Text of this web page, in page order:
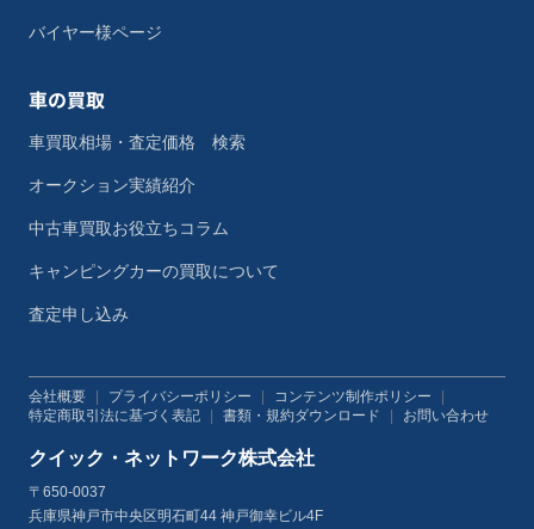
バイヤー様ページ
車の買取
車買取相場・査定価格 検索
オークション実績紹介
中古車買取お役立ちコラム
キャンピングカーの買取について
査定申し込み
会社概要 プライバシーポリシー コンテンツ制作ポリシー
特定商取引法に基づく表記
書類・規約ダウンロード お問い合わせ
クイック・ネットワーク株式会社
〒650-0037
兵庫県神戸市中央区明石町44 神戸御幸ビル4F